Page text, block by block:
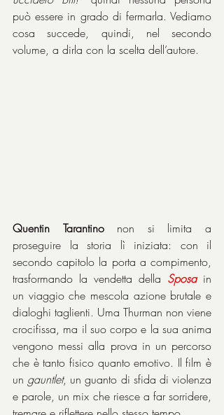
può essere in grado di fermarla. Vediamo
cosa succede, quindi, nel secondo
volume, a dirla con la scelta dell’autore.
Quentin Tarantino non si limita a
proseguire la storia lì iniziata: con il
secondo capitolo la porta a compimento,
trasformando la vendetta della Sposa in
un viaggio che mescola azione brutale e
dialoghi taglienti. Uma Thurman non viene
crocifissa, ma il suo corpo e la sua anima
vengono messi alla prova in un percorso
che è tanto fisico quanto emotivo. Il film è
un gauntlet, un guanto di sfida di violenza
e parole, un mix che riesce a far sorridere,